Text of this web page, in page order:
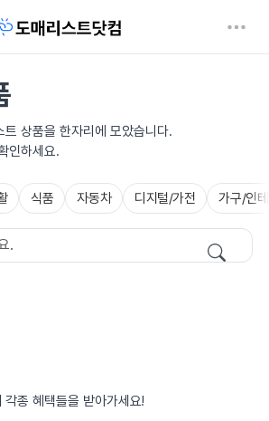
상품을 한자리에 모았습니다.
인하세요.
식품 자동차 디지털/가전 가구/인
종 혜택들을 받아가세요!